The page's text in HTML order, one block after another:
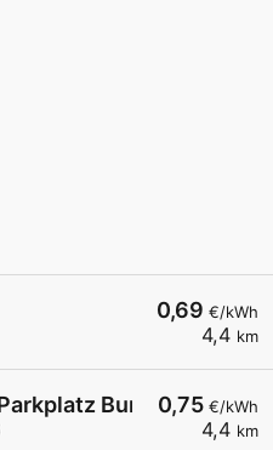
0,69 €/kWh
4,4 km
0,75 €/kWh
4,4 km
Bundesstr.